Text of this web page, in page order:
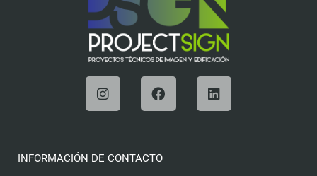
INFORMACIÓN DE CONTACTO